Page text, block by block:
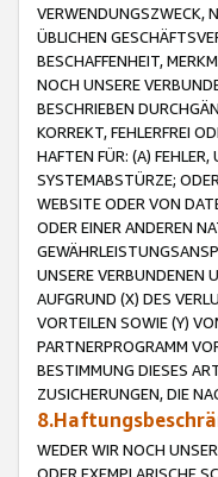
VERWENDUNGSZWECK,
ÜBLICHEN
BESCHAFFENHEIT,
NOCH UNSERE
BESCHRIEBEN
KORREKT, FEHLERFREI
HAFTEN FÜR: (A)
SYSTEMABSTÜRZE;
WEBSITE ODER VON
ODER EINER ANDEREN
UNSERE VERBUNDENEN
AUFGRUND (X) DES
VORTEILEN SOWIE (Y)
PARTNERPROGRAMM
BESTIMMUNG DIESES
ZUSICHERUNGEN, DIE
WEDER WIR NOCH